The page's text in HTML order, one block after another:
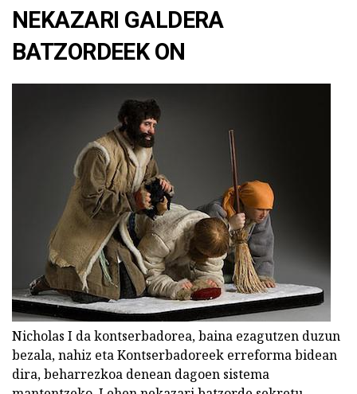
NEKAZARI GALDERA
BATZORDEEK ON
Nicholas I da kontserbadorea, baina ezagutzen duzun
bezala, nahiz eta Kontserbadoreek erreforma bidean
dira, beharrezkoa denean dagoen sistema